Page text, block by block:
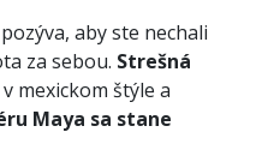
aby ste nechali
za sebou. Strešná
mexickom štýle a
Maya sa stane